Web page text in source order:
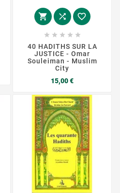
  
    
40 HADITHS SUR LA
JUSTICE - Omar
Souleiman - Muslim
City
15,00 €Prix